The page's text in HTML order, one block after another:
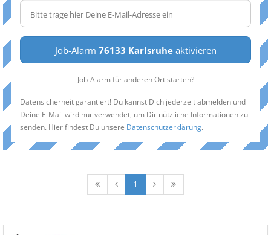
Job-Alarm 76133 Karlsruheaktivieren
Job-Alarm für anderen Ort starten?
Datensicherheit garantiert! Du kannst Dich jederzeit abmelden und
Deine E-Mail wird nur verwendet, um Dir nützliche Informationen zu
senden. Hier findest Du unsere Datenschutzerklärung.
1